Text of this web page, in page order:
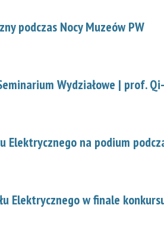
podczas Nocy Muzeów PW
Wydziałowe | prof.
Elektrycznego na podium
Elektrycznego w finale